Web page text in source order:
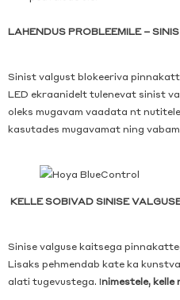
LAHENDUS PROBLEEMILE –
Sinist valgust blokeeriva
LED ekraanidelt tulenevat sinist
oleks mugavam vaadata nt
kasutades mugavamat ning
KELLE SOBIVAD SINISE
Sinise valguse kaitsega
Lisaks pehmendab kate ka
alati tugevustega. Inimestele,